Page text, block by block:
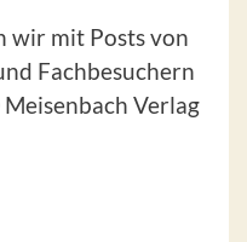
wir mit Posts von
Fachbesuchern
Verlag